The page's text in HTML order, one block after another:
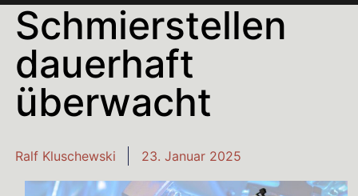
Schmierstellen
dauerhaft
überwacht
Ralf Kluschewski 23. Januar 2025